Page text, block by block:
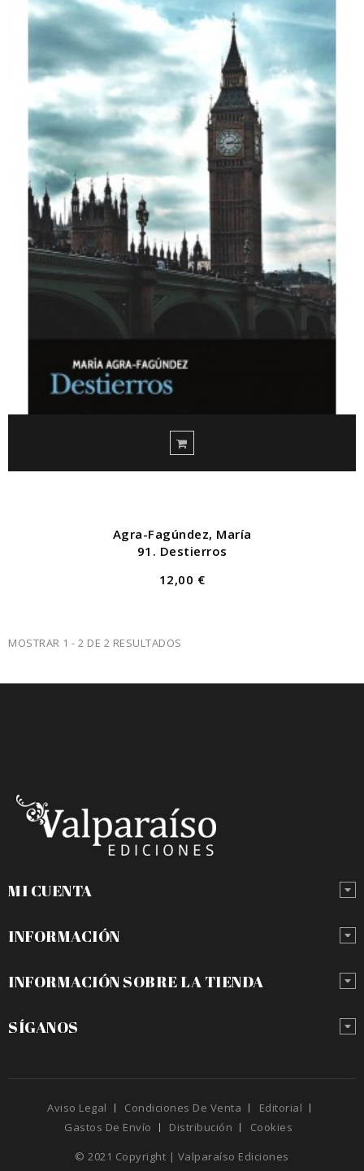
Agra-Fagúndez, María
91. Destierros
12,00 €
MOSTRAR 1 - 2 DE 2 RESULTADOS
MI CUENTA
INFORMACIÓN
INFORMACIÓN SOBRE LA TIENDA
SÍGANOS
Aviso Legal Condiciones De Venta
Editorial
Gastos De Envío
Distribución
Cookies
© 2021 Copyright | Valparaíso Ediciones